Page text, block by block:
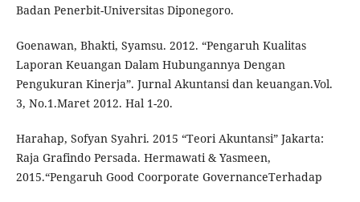
Badan Penerbit-Universitas Diponegoro.
Goenawan, Bhakti, Syamsu. 2012. “Pengaruh Kualitas
Laporan Keuangan Dalam Hubungannya Dengan
Pengukuran Kinerja”. Jurnal Akuntansi dan keuangan.Vol.
3, No.1.Maret 2012. Hal 1-20.
Harahap, Sofyan Syahri. 2015 “Teori Akuntansi” Jakarta:
Raja Grafindo Persada. Hermawati & Yasmeen,
2015.“Pengaruh Good Coorporate GovernanceTerhadap